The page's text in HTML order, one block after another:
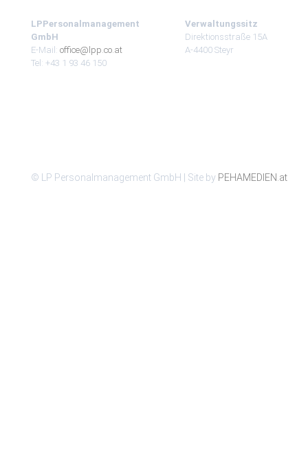
LPPersonalmanagement
GmbH
E-Mail: office@lpp.co.at
Tel: +43 1 93 46 150
Verwaltungssitz
Direktionsstraße 15A
A-4400 Steyr
© LP Personalmanagement GmbH | Site by PEHAMEDIEN.at